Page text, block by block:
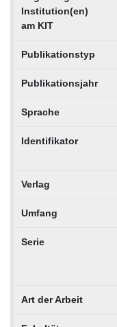
Institution(en)
am KIT
Publikationstyp
Publikationsjahr
Sprache
Identifikator
Verlag
Umfang
Serie
Art der Arbeit